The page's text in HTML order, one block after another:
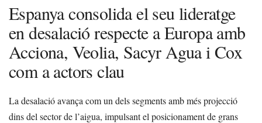
Espanya consolida el seu lideratge
en desalació respecte a Europa amb
Acciona, Veolia, Sacyr Agua i Cox
com a actors clau
La desalació avança com un dels segments amb més projecció
dins del sector de l’aigua, impulsant el posicionament de grans